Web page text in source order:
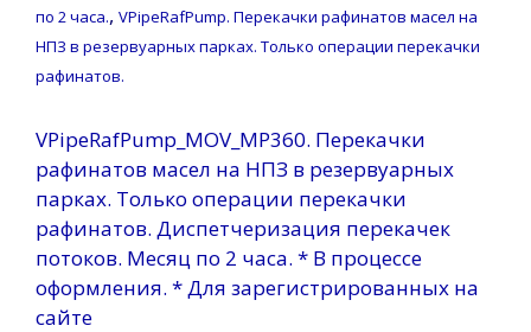
по 2 часа., VPipeRafPump. Перекачки рафинатов масел на
НПЗ в резервуарных парках. Только операции перекачки
рафинатов.
VPipeRafPump_MOV_MP360. Перекачки
рафинатов масел на НПЗ в резервуарных
парках. Только операции перекачки
рафинатов. Диспетчеризация перекачек
потоков. Месяц по 2 часа. * В процессе
оформления. * Для зарегистрированных на
сайте